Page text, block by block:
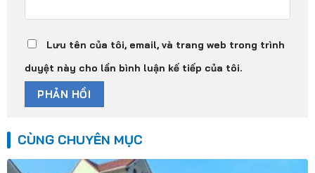
Lưu tên của tôi, email, và trang web trong trình
duyệt này cho lần bình luận kế tiếp của tôi.
CÙNG CHUYÊN MỤC